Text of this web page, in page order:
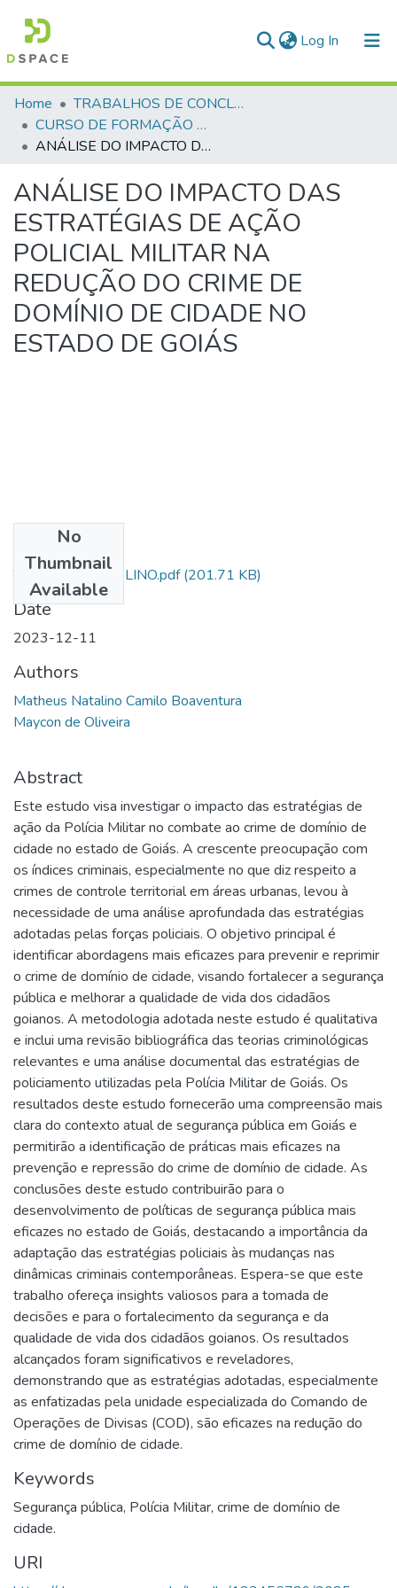
Log In (current)
Communities & Collections
All of DSpace
Home
TRABALHOS DE CONCLUSÃO DE CURSO - CFP (CURSO DE FORMAÇÃO DE PRAÇAS)
CURSO DE FORMAÇÃO DE PRAÇAS - CFP - 2023
ANÁLISE DO IMPACTO DAS ESTRATÉGIAS DE AÇÃO POLICIAL MILITAR NA REDUÇÃO DO CRIME DE DOMÍNIO DE CIDADE NO ESTADO DE GOIÁS
ANÁLISE DO IMPACTO DAS
ESTRATÉGIAS DE AÇÃO
POLICIAL MILITAR NA
REDUÇÃO DO CRIME DE
DOMÍNIO DE CIDADE NO
ESTADO DE GOIÁS
No
Thumbnail
Available
TCC AL SD NATALINO.pdf(201.71 KB)
Date
2023-12-11
Authors
Matheus Natalino Camilo Boaventura
Maycon de Oliveira
Abstract
Este estudo visa investigar o impacto das estratégias de
ação da Polícia Militar no combate ao crime de domínio de
cidade no estado de Goiás. A crescente preocupação com
os índices criminais, especialmente no que diz respeito a
crimes de controle territorial em áreas urbanas, levou à
necessidade de uma análise aprofundada das estratégias
adotadas pelas forças policiais. O objetivo principal é
identificar abordagens mais eficazes para prevenir e reprimir
o crime de domínio de cidade, visando fortalecer a segurança
pública e melhorar a qualidade de vida dos cidadãos
goianos. A metodologia adotada neste estudo é qualitativa
e inclui uma revisão bibliográfica das teorias criminológicas
relevantes e uma análise documental das estratégias de
policiamento utilizadas pela Polícia Militar de Goiás. Os
resultados deste estudo fornecerão uma compreensão mais
clara do contexto atual de segurança pública em Goiás e
permitirão a identificação de práticas mais eficazes na
prevenção e repressão do crime de domínio de cidade. As
conclusões deste estudo contribuirão para o
desenvolvimento de políticas de segurança pública mais
eficazes no estado de Goiás, destacando a importância da
adaptação das estratégias policiais às mudanças nas
dinâmicas criminais contemporâneas. Espera-se que este
trabalho ofereça insights valiosos para a tomada de
decisões e para o fortalecimento da segurança e da
qualidade de vida dos cidadãos goianos. Os resultados
alcançados foram significativos e reveladores,
demonstrando que as estratégias adotadas, especialmente
as enfatizadas pela unidade especializada do Comando de
Operações de Divisas (COD), são eficazes na redução do
crime de domínio de cidade.
Keywords
Segurança pública, Polícia Militar, crime de domínio de
cidade.
URI